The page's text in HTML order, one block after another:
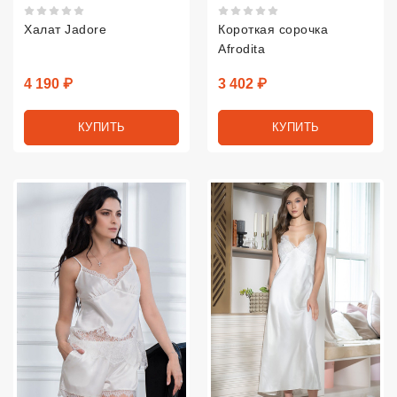
Халат Jadore
Цена
4 190 ₽
КУПИТЬ
Короткая сорочка
Afrodita
Цена
3 402 ₽
КУПИТЬ